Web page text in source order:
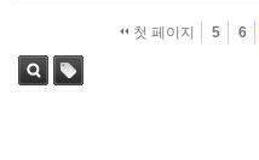
첫 페이지 5 6